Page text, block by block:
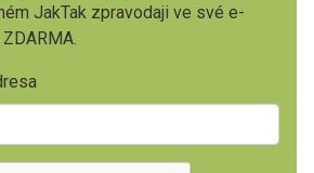
JakTak zpravodaji ve své e-